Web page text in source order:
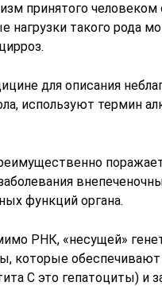
принятого
нагрузки такого рода
для описания
используют термин
функций органа.
РНК, «несущей»
которые обеспечивают
С это гепатоциты) и